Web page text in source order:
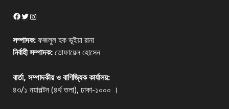
Facebook
Twitter
Instagram
সম্পাদক:ফজলুল হক ভূইয়া রানা
নির্বাহী সম্পাদক:তোফায়েল হোসেন
বার্তা, সম্পাদকীয় ও বাণিজ্যিক কার্যালয়:
৪৩/১ নয়াপল্টন (৪র্থ তলা), ঢাকা-১০০০ ।